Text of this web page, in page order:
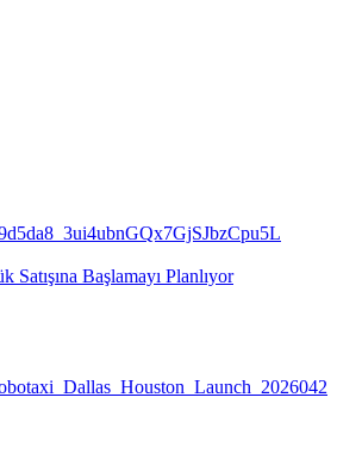
Satışına Başlamayı Planlıyor